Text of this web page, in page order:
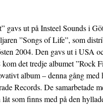
gavs ut på Insteel Sounds i
”Songs of Life”, som
2004. Den gavs ut i USA
det tredje albumet ”Rock
album – denna gång
Records. De samarbetade
låt som finns med på den